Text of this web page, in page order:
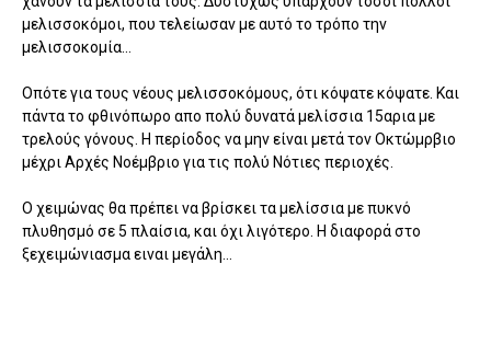
μελισσοκόμοι, που τελείωσαν με αυτό το τρόπο την
μελισσοκομία...
Οπότε για τους νέους μελισσοκόμους, ότι κόψατε κόψατε. Και
πάντα το φθινόπωρο απο πολύ δυνατά μελίσσια 15αρια με
τρελούς γόνους. Η περίοδος να μην είναι μετά τον Οκτώμρβιο
μέχρι Αρχές Νοέμβριο για τις πολύ Νότιες περιοχές.
Ο χειμώνας θα πρέπει να βρίσκει τα μελίσσια με πυκνό
πλυθησμό σε 5 πλαίσια, και όχι λιγότερο. Η διαφορά στο
ξεχειμώνιασμα ειναι μεγάλη...